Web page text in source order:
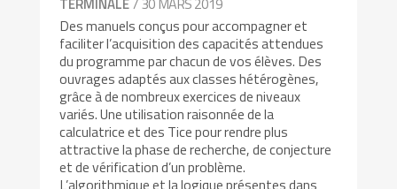
Des manuels conçus pour accompagner et
faciliter l’acquisition des capacités attendues
du programme par chacun de vos élèves. Des
ouvrages adaptés aux classes hétérogènes,
grâce à de nombreux exercices de niveaux
variés. Une utilisation raisonnée de la
calculatrice et des Tice pour rendre plus
attractive la phase de recherche, de conjecture
et de vérification d’un problème.
L’algorithmique et la logique présentes dans